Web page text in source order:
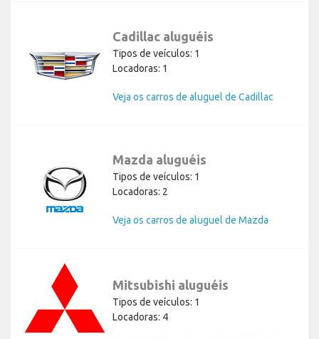
Cadillac aluguéis
Tipos de veículos: 1
Locadoras: 1
Veja os carros de aluguel de Cadillac
Mazda aluguéis
Tipos de veículos: 1
Locadoras: 2
Veja os carros de aluguel de Mazda
Mitsubishi aluguéis
Tipos de veículos: 1
Locadoras: 4